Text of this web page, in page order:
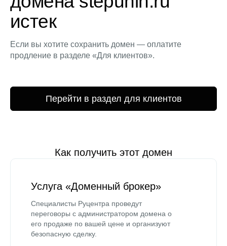
истек
Если вы хотите сохранить домен — оплатите
продление в разделе «Для клиентов».
Перейти в раздел для клиентов
Как получить этот домен
Услуга «Доменный брокер»
Специалисты Руцентра проведут
переговоры с администратором домена о
его продаже по вашей цене и организуют
безопасную сделку.